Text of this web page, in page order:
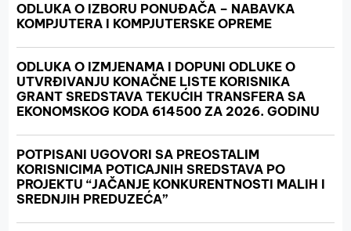
ODLUKA O IZBORU PONUĐAČA – NABAVKA
KOMPJUTERA I KOMPJUTERSKE OPREME
ODLUKA O IZMJENAMA I DOPUNI ODLUKE O
UTVRĐIVANJU KONAČNE LISTE KORISNIKA
GRANT SREDSTAVA TEKUĆIH TRANSFERA SA
EKONOMSKOG KODA 614500 ZA 2026. GODINU
POTPISANI UGOVORI SA PREOSTALIM
KORISNICIMA POTICAJNIH SREDSTAVA PO
PROJEKTU “JAČANJE KONKURENTNOSTI MALIH I
SREDNJIH PREDUZEĆA”